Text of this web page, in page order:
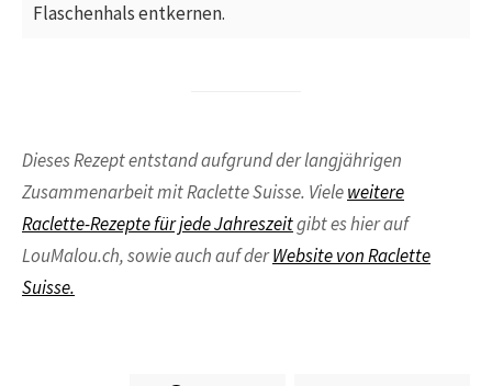
Flaschenhals entkernen.
Dieses Rezept entstand aufgrund der langjährigen
Zusammenarbeit mit Raclette Suisse. Vieleweitere
Raclette-Rezepte für jede Jahreszeitgibt es hier auf
LouMalou.ch, sowie auch auf derWebsite von Raclette
Suisse.